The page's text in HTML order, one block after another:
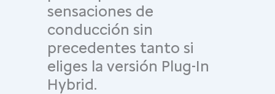
sensaciones de
conducción sin
precedentes tanto si
eliges la versión Plug-In
Hybrid.